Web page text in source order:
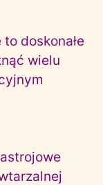
doskonałe
wielu